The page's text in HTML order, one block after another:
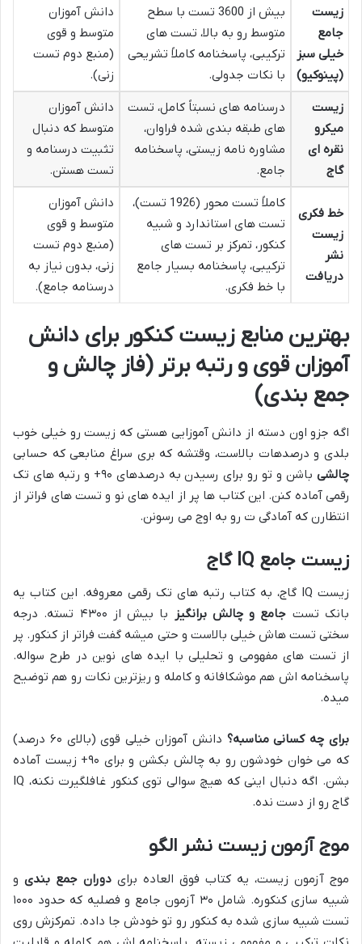
زیست
جامع
خیلی سبز
(پینوکیو)
بیش از 3600 تست با سطح
متوسط رو به بالا، تست های
ترکیبی، پاسخنامه کاملاً تشریحی
با نکات جدولی.
دانش آموزان
متوسط و قوی
(منبع دوم تست
زنی).
زیست
میکرو
نقره ای
گاج
درسنامه های نسبتاً کامل، تست
های طبقه بندی شده فراوان،
مشاوره نامه زیستی، پاسخنامه
جامع.
دانش آموزان
متوسط که دنبال
تثبیت درسنامه و
تست هستن.
خط فکری
زیست
نشر
دریافت
کاملاً تست محور (1926 تست)،
تست های استاندارد و شبیه
کنکور، تمرکز بر تست های
ترکیبی، پاسخنامه بسیار جامع
با خط فکری.
دانش آموزان
متوسط و قوی
(منبع دوم تست
زنی، بدون نیاز به
درسنامه جامع).
بهترین منابع زیست کنکور برای دانش
آموزان قوی و رتبه برتر (فاز چالش و
جمع بندی)
اگه جزو اون دسته از دانش آموزایی هستی که زیست رو خیلی خوب
بلدی و درصدهات بالاست، وقتشه که بری سراغ منابعی که حسابی
چالشی
باشن و تو رو برای رسیدن به درصدهای ۹۰+ و رتبه های تک
رقمی آماده کنن. این کتاب ها پر از ایده های نو و تست های فراتر از
انتظارن که آمادگی ت رو به اوج می رسونن.
زیست جامع IQ گاج
زیست IQ گاج، به کتاب رتبه های تک رقمی معروفه. این کتاب یه
بانک تست جامع و چالش برانگیز
با بیش از ۴۳۰۰ تسته. درجه
سختی تست هاش خیلی بالاست و حتی میشه گفت فراتر از کنکور. پر
از تست های مفهومی و تحلیلی با ایده های نوین در طرح سواله.
پاسخنامه اش هم موشکافانه و کامله و ریزترین نکات رو هم توضیح
میده.
برای چه کسانی مناسبه؟
دانش آموزان خیلی قوی (بالای ۶۰ درصد)
که می خوان خودشون رو به چالش بکشن و برای ۹۰+ زیست آماده
بشن. اگه دنبال اینی که هیچ سوالی توی کنکور غافلگیرت نکنه، IQ
گاج رو از دست نده.
موج آزمون زیست نشر الگو
موج آزمون زیست، یه کتاب فوق العاده برای دوران جمع بندی و
شبیه سازی کنکوره. شامل ۳۰ آزمون جامع و فصلیه که حدود ۱۰۰۰
تست شبیه سازی شده به کنکور رو تو خودش جا داده. تمرکزش روی